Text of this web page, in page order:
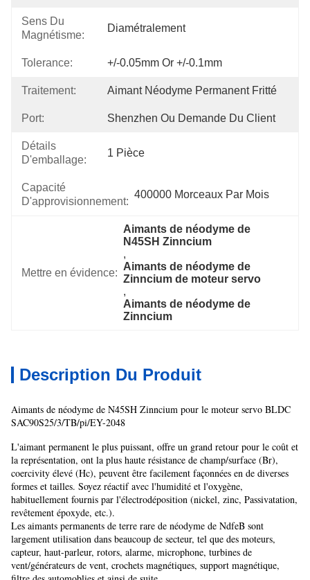
Sens Du
Magnétisme:
Diamétralement
Tolerance: +/-0.05mm Or +/-0.1mm
Traitement: Aimant Néodyme Permanent Fritté
Port: Shenzhen Ou Demande Du Client
Détails
D'emballage:
1 Pièce
Capacité
D'approvisionnement:
400000 Morceaux Par Mois
Mettre en évidence:
Aimants de néodyme de
N45SH Zinncium
,
Aimants de néodyme de
Zinncium de moteur servo
,
Aimants de néodyme de
Zinncium
Description Du Produit
Aimants de néodyme de N45SH Zinncium pour le moteur servo BLDC
SAC90S25/3/TB/pi/EY-2048
L'aimant permanent le plus puissant, offre un grand retour pour le coût et
la représentation, ont la plus haute résistance de champ/surface (Br),
coercivity élevé (Hc), peuvent être facilement façonnées en de diverses
formes et tailles. Soyez réactif avec l'humidité et l'oxygène,
habituellement fournis par l'électrodéposition (nickel, zinc, Passivatation,
revêtement époxyde, etc.).
Les aimants permanents de terre rare de néodyme de NdfeB sont
largement utilisation dans beaucoup de secteur, tel que des moteurs,
capteur, haut-parleur, rotors, alarme, microphone, turbines de
vent/générateurs de vent, crochets magnétiques, support magnétique,